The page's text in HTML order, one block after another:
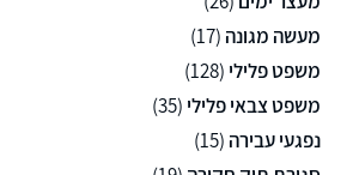
מעשה מגונה (17)
משפט פלילי (128)
משפט צבאי פלילי (35)
נפגעי עבירה (15)